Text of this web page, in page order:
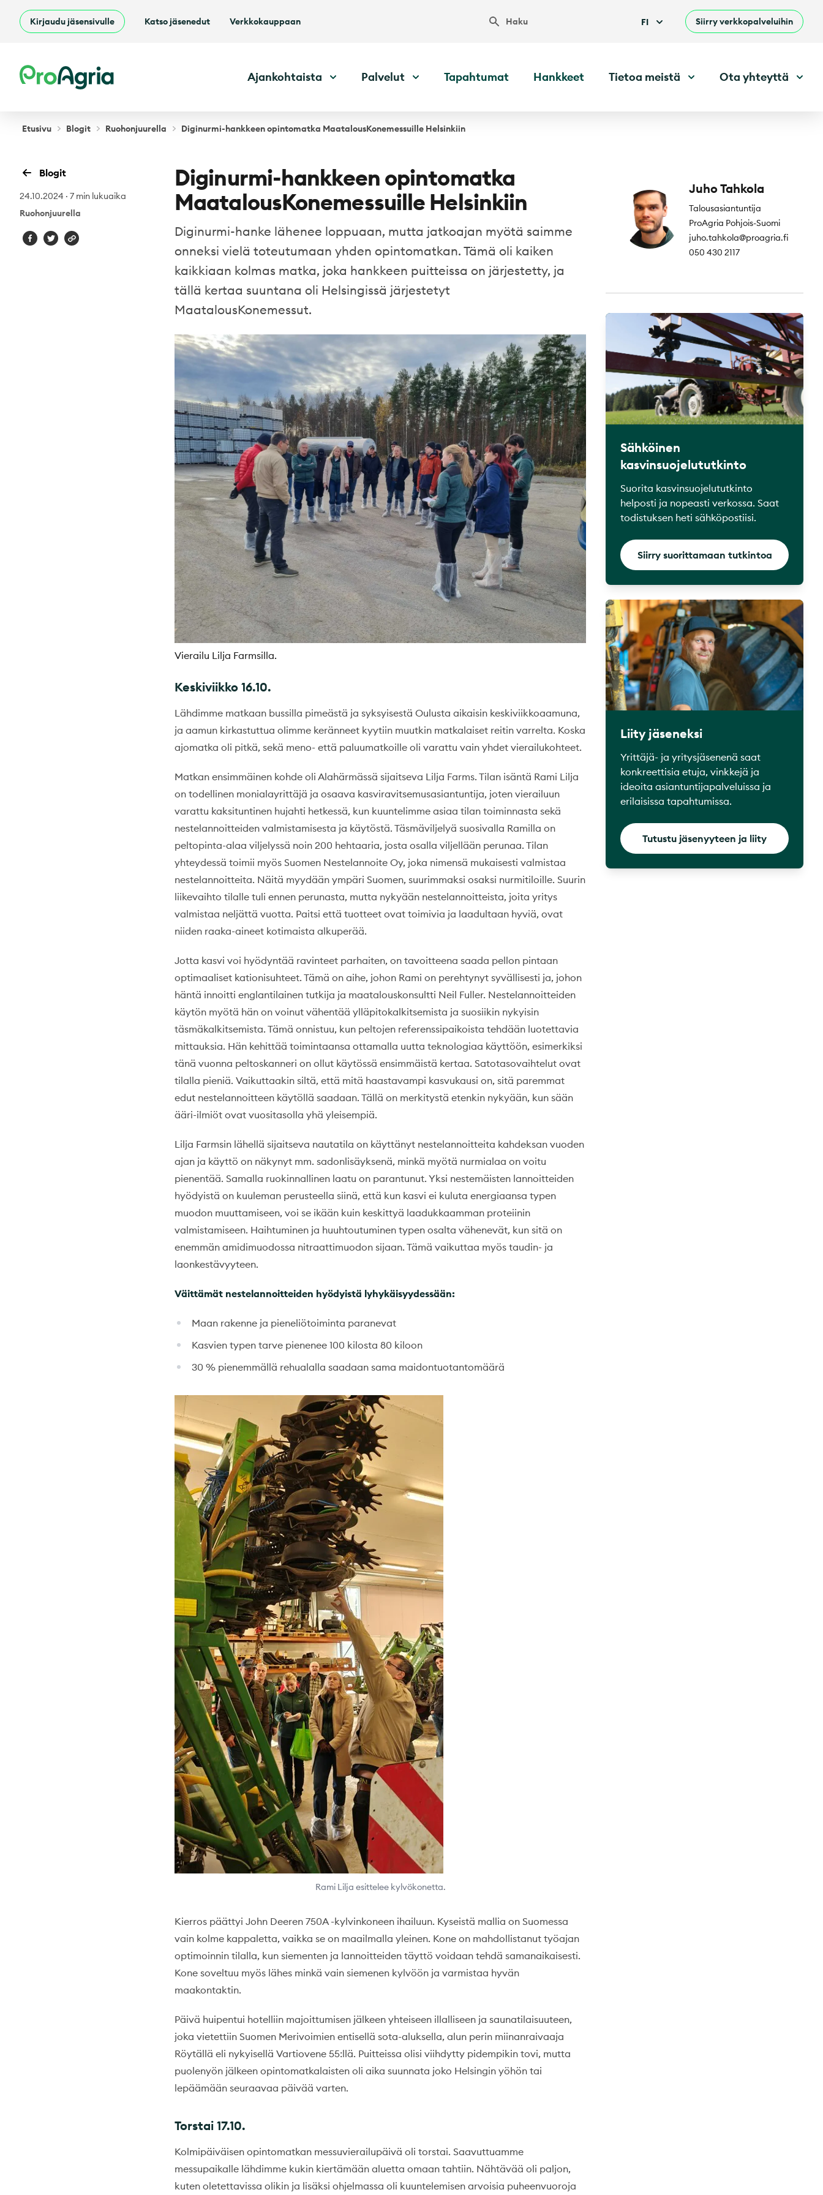
Kirjaudu jäsensivulle Katso jäsenedut Verkkokauppaan Haku FI Siirry verkkopalveluihin
ProAgria Ajankohtaista Palvelut Tapahtumat Hankkeet Tietoa meistä Ota yhteyttä
Etusivu Blogit Ruohonjuurella Diginurmi-hankkeen opintomatka MaatalousKonemessuille Helsinkiin
Blogit
24.10.2024 · 7 min lukuaika
Ruohonjuurella
Diginurmi-hankkeen opintomatka
MaatalousKonemessuille Helsinkiin
Diginurmi-hanke lähenee loppuaan, mutta jatkoajan myötä saimme
onneksi vielä toteutumaan yhden opintomatkan. Tämä oli kaiken
kaikkiaan kolmas matka, joka hankkeen puitteissa on järjestetty, ja
tällä kertaa suuntana oli Helsingissä järjestetyt
MaatalousKonemessut.
Vierailu Lilja Farmsilla.
Keskiviikko 16.10.
Lähdimme matkaan bussilla pimeästä ja syksyisestä Oulusta aikaisin keskiviikkoaamuna,
ja aamun kirkastuttua olimme keränneet kyytiin muutkin matkalaiset reitin varrelta. Koska
ajomatka oli pitkä, sekä meno- että paluumatkoille oli varattu vain yhdet vierailukohteet.
Matkan ensimmäinen kohde oli Alahärmässä sijaitseva Lilja Farms. Tilan isäntä Rami Lilja
on todellinen monialayrittäjä ja osaava kasviravitsemusasiantuntija, joten vierailuun
varattu kaksituntinen hujahti hetkessä, kun kuuntelimme asiaa tilan toiminnasta sekä
nestelannoitteiden valmistamisesta ja käytöstä. Täsmäviljelyä suosivalla Ramilla on
peltopinta-alaa viljelyssä noin 200 hehtaaria, josta osalla viljellään perunaa. Tilan
yhteydessä toimii myös Suomen Nestelannoite Oy, joka nimensä mukaisesti valmistaa
nestelannoitteita. Näitä myydään ympäri Suomen, suurimmaksi osaksi nurmitiloille. Suurin
liikevaihto tilalle tuli ennen perunasta, mutta nykyään nestelannoitteista, joita yritys
valmistaa neljättä vuotta. Paitsi että tuotteet ovat toimivia ja laadultaan hyviä, ovat
niiden raaka-aineet kotimaista alkuperää.
Jotta kasvi voi hyödyntää ravinteet parhaiten, on tavoitteena saada pellon pintaan
optimaaliset kationisuhteet. Tämä on aihe, johon Rami on perehtynyt syvällisesti ja, johon
häntä innoitti englantilainen tutkija ja maatalouskonsultti Neil Fuller. Nestelannoitteiden
käytön myötä hän on voinut vähentää ylläpitokalkitsemista ja suosiikin nykyisin
täsmäkalkitsemista. Tämä onnistuu, kun peltojen referenssipaikoista tehdään luotettavia
mittauksia. Hän kehittää toimintaansa ottamalla uutta teknologiaa käyttöön, esimerkiksi
tänä vuonna peltoskanneri on ollut käytössä ensimmäistä kertaa. Satotasovaihtelut ovat
tilalla pieniä. Vaikuttaakin siltä, että mitä haastavampi kasvukausi on, sitä paremmat
edut nestelannoitteen käytöllä saadaan. Tällä on merkitystä etenkin nykyään, kun sään
ääri-ilmiöt ovat vuositasolla yhä yleisempiä.
Lilja Farmsin lähellä sijaitseva nautatila on käyttänyt nestelannoitteita kahdeksan vuoden
ajan ja käyttö on näkynyt mm. sadonlisäyksenä, minkä myötä nurmialaa on voitu
pienentää. Samalla ruokinnallinen laatu on parantunut. Yksi nestemäisten lannoitteiden
hyödyistä on kuuleman perusteella siinä, että kun kasvi ei kuluta energiaansa typen
muodon muuttamiseen, voi se ikään kuin keskittyä laadukkaamman proteiinin
valmistamiseen. Haihtuminen ja huuhtoutuminen typen osalta vähenevät, kun sitä on
enemmän amidimuodossa nitraattimuodon sijaan. Tämä vaikuttaa myös taudin- ja
laonkestävyyteen.
Väittämät nestelannoitteiden hyödyistä lyhykäisyydessään:
Maan rakenne ja pieneliötoiminta paranevat
Kasvien typen tarve pienenee 100 kilosta 80 kiloon
30 % pienemmällä rehualalla saadaan sama maidontuotantomäärä
Rami Lilja esittelee kylvökonetta.
Kierros päättyi John Deeren 750A -kylvinkoneen ihailuun. Kyseistä mallia on Suomessa
vain kolme kappaletta, vaikka se on maailmalla yleinen. Kone on mahdollistanut työajan
optimoinnin tilalla, kun siementen ja lannoitteiden täyttö voidaan tehdä samanaikaisesti.
Kone soveltuu myös lähes minkä vain siemenen kylvöön ja varmistaa hyvän
maakontaktin.
Päivä huipentui hotelliin majoittumisen jälkeen yhteiseen illalliseen ja saunatilaisuuteen,
joka vietettiin Suomen Merivoimien entisellä sota-aluksella, alun perin miinanraivaaja
Röytällä eli nykyisellä Vartiovene 55:llä. Puitteissa olisi viihdytty pidempikin tovi, mutta
puolenyön jälkeen opintomatkalaisten oli aika suunnata joko Helsingin yöhön tai
lepäämään seuraavaa päivää varten.
Torstai 17.10.
Kolmipäiväisen opintomatkan messuvierailupäivä oli torstai. Saavuttuamme
messupaikalle lähdimme kukin kiertämään aluetta omaan tahtiin. Nähtävää oli paljon,
kuten oletettavissa olikin ja lisäksi ohjelmassa oli kuuntelemisen arvoisia puheenvuoroja
Juho Tahkola
Talousasiantuntija
ProAgria Pohjois-Suomi
juho.tahkola@proagria.fi
050 430 2117
Sähköinen
kasvinsuojelututkinto
Suorita kasvinsuojelututkinto
helposti ja nopeasti verkossa. Saat
todistuksen heti sähköpostiisi.
Siirry suorittamaan tutkintoa
Liity jäseneksi
Yrittäjä- ja yritysjäsenenä saat
konkreettisia etuja, vinkkejä ja
ideoita asiantuntijapalveluissa ja
erilaisissa tapahtumissa.
Tutustu jäsenyyteen ja liity